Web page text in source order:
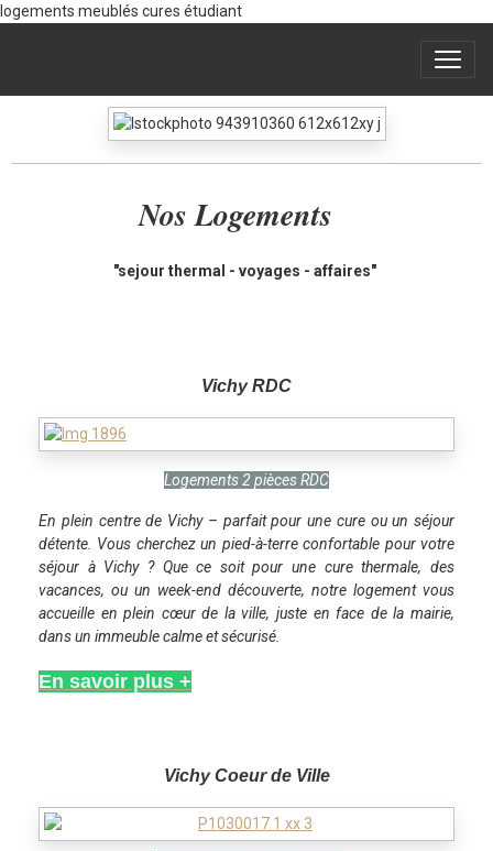
logements meublés cures étudiant
Nos Logements
"sejour thermal - voyages - affaires"
Vichy RDC
Logements 2 pièces RDC
En plein centre de Vichy – parfait pour une cure ou un séjour
détente. Vous cherchez un pied-à-terre confortable pour votre
séjour à Vichy ? Que ce soit pour une cure thermale, des
vacances, ou un week-end découverte, notre logement vous
accueille en plein cœur de la ville, juste en face de la mairie,
dans un immeuble calme et sécurisé.
En savoir plus +
Vichy Coeur de Ville